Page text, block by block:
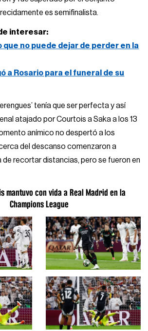
es semifinalista.
interesar:
que no puede dejar de perder en la
a Rosario para el funeral de su
tenía que ser perfecta y así
atajado por Courtois a Saka a los 13
anímico no despertó a los
del descanso comenzaron a
de recortar distancias, pero se fueron en
mantuvo con vida a Real Madrid en la
Champions League